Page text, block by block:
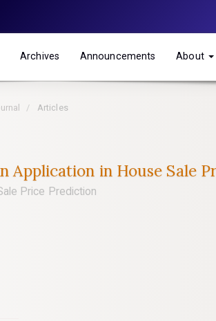
Archives Announcements About
Articles
Application in House Sale
Price Prediction